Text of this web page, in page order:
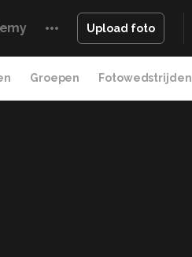
Upload foto
Groepen Fotowedstrijden